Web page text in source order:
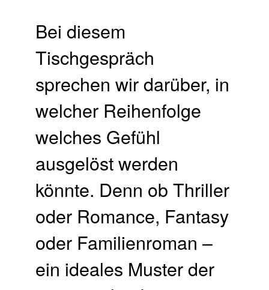
Bei diesem
Tischgespräch
sprechen wir darüber, in
welcher Reihenfolge
welches Gefühl
ausgelöst werden
könnte. Denn ob Thriller
oder Romance, Fantasy
oder Familienroman –
ein ideales Muster der